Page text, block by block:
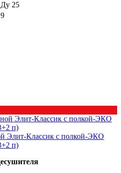
Ду 25
9
Элит-Классик с полкой-ЭКО
п)